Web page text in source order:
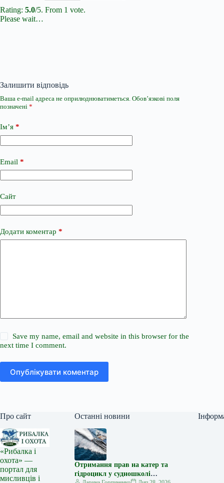
Rating: 5.0/5. From 1 vote.
Please wait…
Залишити відповідь
Ваша e-mail адреса не оприлюднюватиметься. Обов’язкові поля
позначені *
Ім’я *
Email *
Сайт
Додати коментар *
Save my name, email and website in this browser for the
next time I comment.
Опублікувати коментар
Про сайт
«Рибалка і
охота» —
портал для
мисливців і
Останні новини
Отримання прав на катер та
гідроцикл у судношколі